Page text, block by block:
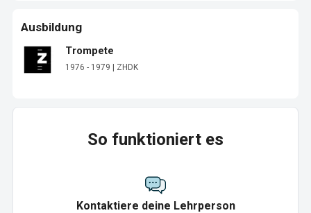
Ausbildung
Trompete
1976 - 1979 | ZHDK
So funktioniert es
Kontaktiere deine Lehrperson